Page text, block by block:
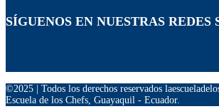
SÍGUENOS EN NUESTRAS REDES
©2025 | Todos los derechos reservados
Escuela de los Chefs, Guayaquil - Ecuador.